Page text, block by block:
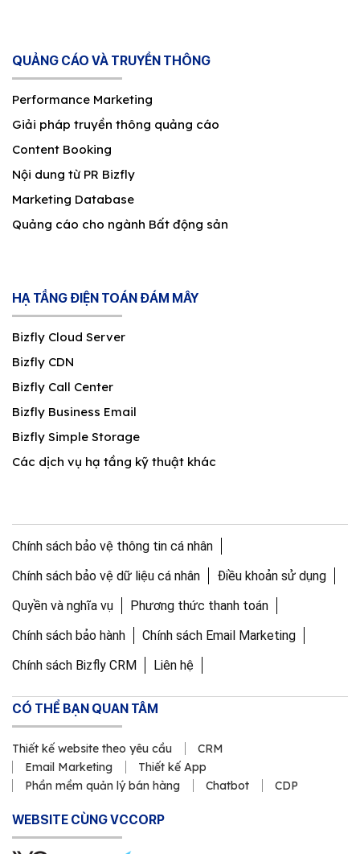
QUẢNG CÁO VÀ TRUYỀN THÔNG
Performance Marketing
Giải pháp truyền thông quảng cáo
Content Booking
Nội dung từ PR Bizfly
Marketing Database
Quảng cáo cho ngành Bất động sản
HẠ TẦNG ĐIỆN TOÁN ĐÁM MÂY
Bizfly Cloud Server
Bizfly CDN
Bizfly Call Center
Bizfly Business Email
Bizfly Simple Storage
Các dịch vụ hạ tầng kỹ thuật khác
Chính sách bảo vệ thông tin cá nhân
Chính sách bảo vệ dữ liệu cá nhân
Điều khoản sử dụng
Quyền và nghĩa vụ
Phương thức thanh toán
Chính sách bảo hành
Chính sách Email Marketing
Chính sách Bizfly CRM
Liên hệ
CÓ THỂ BẠN QUAN TÂM
Thiết kế website theo yêu cầu
CRM
Email Marketing
Thiết kế App
Phần mềm quản lý bán hàng
Chatbot CDP
WEBSITE CÙNG VCCORP